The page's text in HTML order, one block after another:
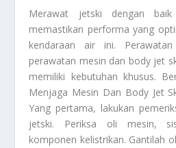
Merawat jetski dengan
memastikan performa yang
kendaraan air ini.
perawatan mesin dan body jet
memiliki kebutuhan khusus.
Menjaga Mesin Dan Body Jet
Yang pertama, lakukan
jetski. Periksa oli mesin,
komponen kelistrikan. Gantilah